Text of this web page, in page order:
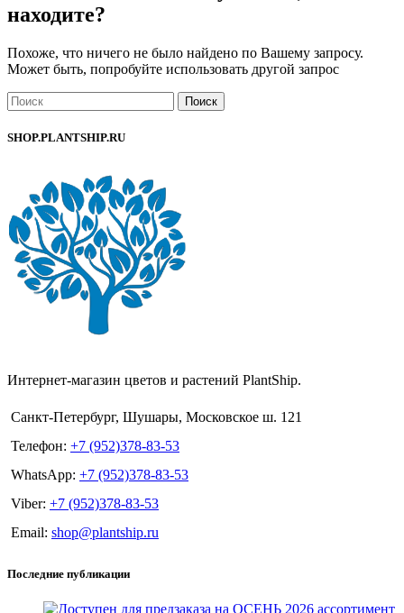
находите?
Похоже, что ничего не было найдено по Вашему запросу.
Может быть, попробуйте использовать другой запрос
Поиск
SHOP.PLANTSHIP.RU
Интернет-магазин цветов и растений PlantShip.
Санкт-Петербург, Шушары, Московское ш. 121
Телефон: +7 (952)378-83-53
WhatsApp: +7 (952)378-83-53
Viber: +7 (952)378-83-53
Email: shop@plantship.ru
Последние публикации